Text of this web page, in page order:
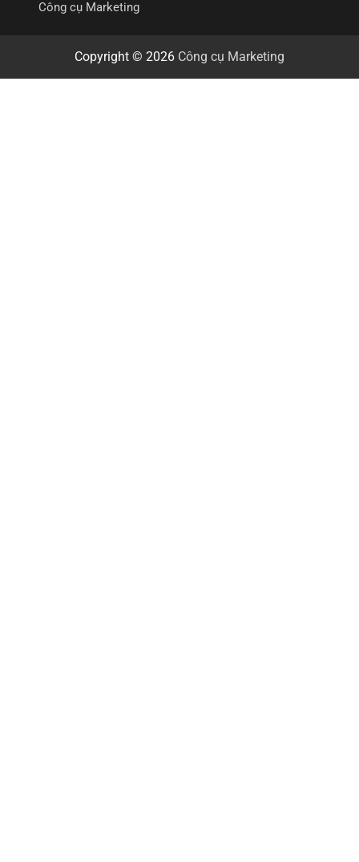
Công cụ Marketing
Copyright © 2026 Công cụ Marketing